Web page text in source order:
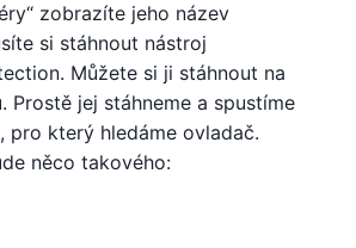
zobrazíte jeho název
si stáhnout nástroj
Můžete si ji stáhnout na
Prostě jej stáhneme a spustíme
pro který hledáme ovladač.
něco takového: